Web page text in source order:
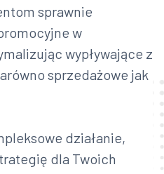
sprawnie
w
wypływające z
sprzedażowe jak
działanie,
dla Twoich